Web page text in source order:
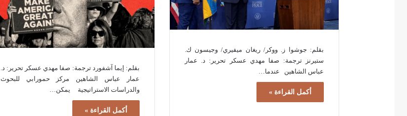
بقلم: جوشوا ز. ووكر/ ريغان ميفيري/ وجيسون ك.
ستيرنز ترجمة: صفا مهدي عسكر تحرير: د. عمار
عباس الشاهين عندما…
أكمل القراءة »
بقلم: إيما آشفورد ترجمة: صفا مهدي عسكر تحرير: د.
عمار عباس الشاهين مركز حمورابي للبحوث
والدراسات الاستراتيجية يمكن…
أكمل القراءة »